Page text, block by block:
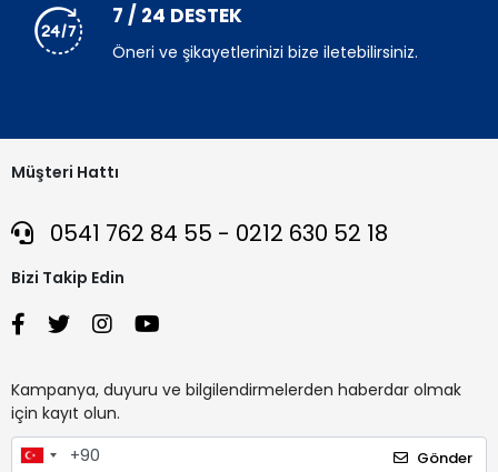
7 / 24 DESTEK
Öneri ve şikayetlerinizi bize iletebilirsiniz.
Müşteri Hattı
0541 762 84 55 - 0212 630 52 18
Bizi Takip Edin
Kampanya, duyuru ve bilgilendirmelerden haberdar olmak
için kayıt olun.
Gönder